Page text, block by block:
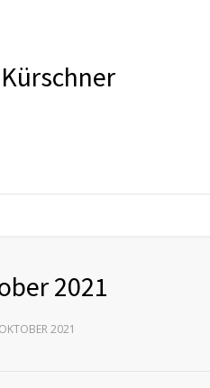
2021
2021